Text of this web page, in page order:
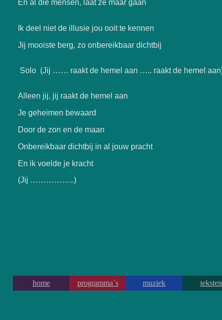
En al die mensen, laat ze maar gaan
Ik deel niet de illusie jou ooit te kennen
Jij mooiste berg, zo onbereikbaar dichtbij
Solo (Jij …… raakt de hemel aan ….. raakt de hemel
Alleen jij, jij raakt de hemel aan
Je geheimen bewaard
Door de zon en de maan
Onbereikbaar dichtbij in al jouw pracht
En ik voelde je kracht
(Jij ……………..)
home programma´s muziek teksten